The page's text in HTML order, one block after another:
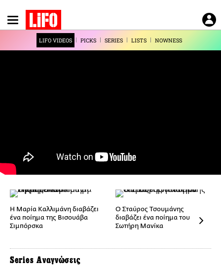
Παράκαμψη
προς
κυρίως
LIFO VIDEOS PICKS SERIES LISTS NOWNESS
Series Αναγνώσεις
Η Μαρία Καλλιμάνη διαβάζει
ένα ποίημα της Βισουάβα
Σιμπόρσκα
Ο Σταύρος Τσουμάνης
διαβάζει ένα ποίημα του
Σωτήρη Μανίκα